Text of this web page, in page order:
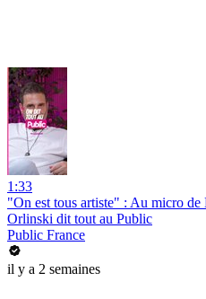
1:33
"On est tous artiste" : Au micro
Orlinski dit tout au Public
Public France
il y a 2 semaines